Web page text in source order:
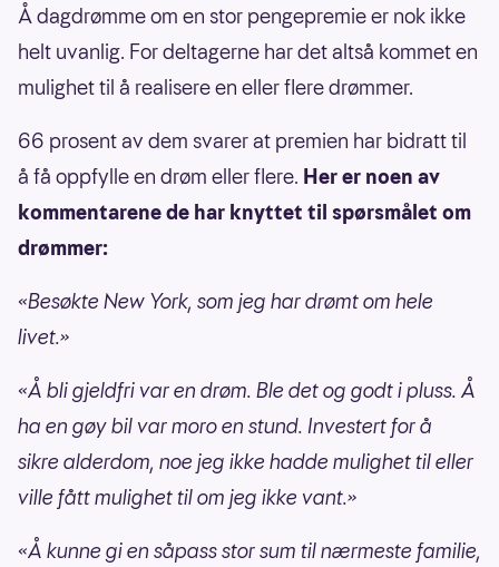
Å dagdrømme om en stor pengepremie er nok ikke
helt uvanlig. For deltagerne har det altså kommet en
mulighet til å realisere en eller flere drømmer.
66 prosent av dem svarer at premien har bidratt til
å få oppfylle en drøm eller flere. Her er noen av
kommentarene de har knyttet til spørsmålet om
drømmer:
«Besøkte New York, som jeg har drømt om hele
livet.»
«Å bli gjeldfri var en drøm. Ble det og godt i pluss. Å
ha en gøy bil var moro en stund. Investert for å
sikre alderdom, noe jeg ikke hadde mulighet til eller
ville fått mulighet til om jeg ikke vant.»
«Å kunne gi en såpass stor sum til nærmeste familie,